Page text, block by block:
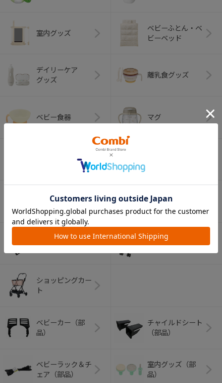
室内グッズ
ベビーふとん・ベ
ビーベッド
デイリーケア
グッズ
離乳食グッズ
ベビー食器 マグ
オーラルケア
ベビートイ
アウトドアグッズ
ペット用品
ショッピングカー
ト
ベビーカー（部
品）
チャイルドシート
（部品）
ベビーラック＆チ
ェア（部品）
室内グッズ（部
品）